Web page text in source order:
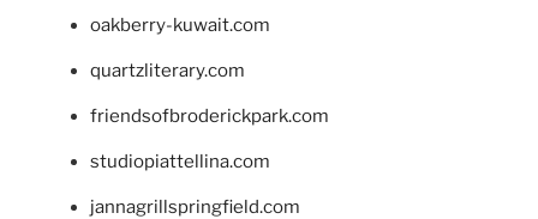
oakberry-kuwait.com
quartzliterary.com
friendsofbroderickpark.com
studiopiattellina.com
jannagrillspringfield.com